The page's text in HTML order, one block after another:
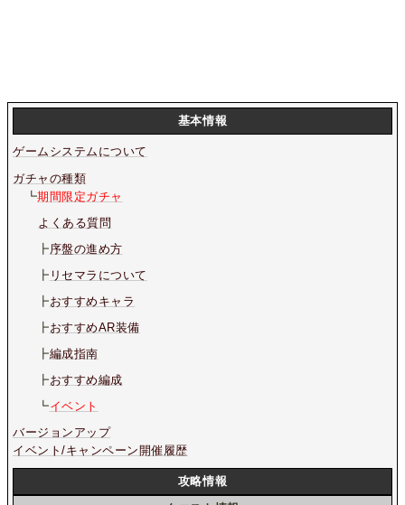
基本情報
ゲームシステムについて
ガチャの種類
┗期間限定ガチャ
よくある質問
┣序盤の進め方
┣ リセマラについて
┣おすすめキャラ
┣おすすめAR装備
┣編成指南
┣おすすめ編成
┗イベント
バージョンアップ
イベント/キャンペーン開催履歴
攻略情報